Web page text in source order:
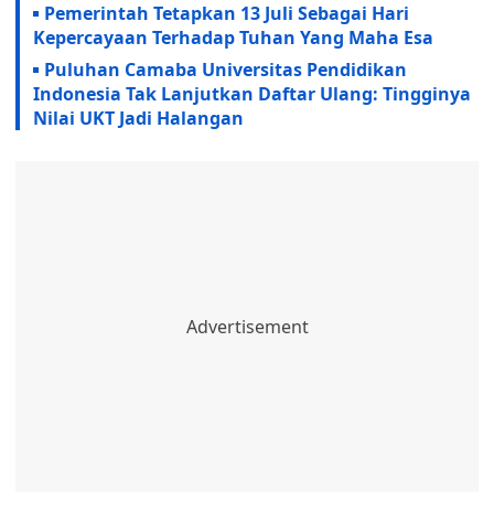
Pemerintah Tetapkan 13 Juli Sebagai Hari
Kepercayaan Terhadap Tuhan Yang Maha Esa
Puluhan Camaba Universitas Pendidikan
Indonesia Tak Lanjutkan Daftar Ulang: Tingginya
Nilai UKT Jadi Halangan